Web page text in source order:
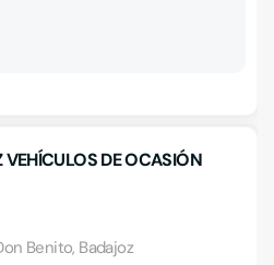
VEHÍCULOS DE OCASIÓN
Benito, Badajoz